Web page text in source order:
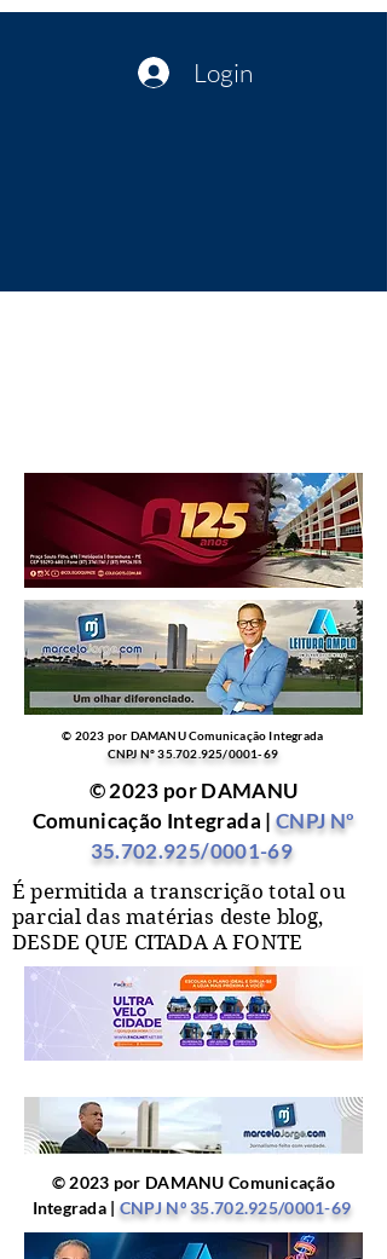
Login
© 2023 por DAMANU Comunicação Integrada
CNPJ Nº35.702.925/0001-69
© 2023 por DAMANU
Comunicação Integrada | CNPJ Nº
35.702.925/0001-69
É permitida a transcrição total ou
parcial das matérias deste blog,
DESDE QUE CITADA A FONTE
© 2023 por DAMANU Comunicação
Integrada | CNPJ Nº35.702.925/0001-69